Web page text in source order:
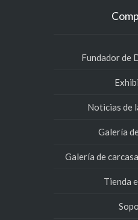
Fundador de
Noticias de
Galería
Galería de
Tienda